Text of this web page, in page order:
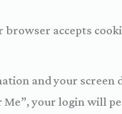
accepts
and your screen
your login will